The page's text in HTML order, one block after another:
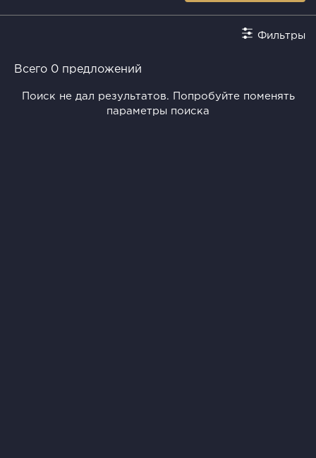
Фильтры
Всего 0 предложений
Поиск не дал результатов. Попробуйте поменять
параметры поиска